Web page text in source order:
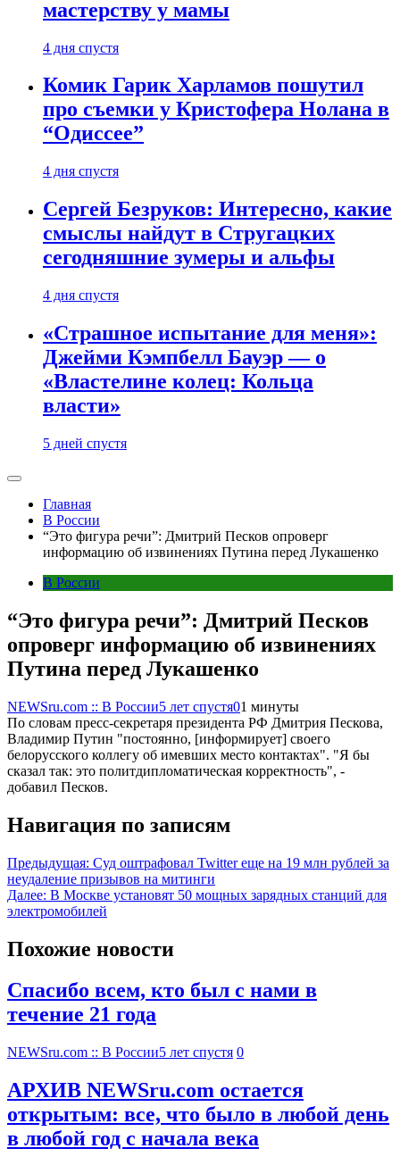
мастерству у мамы
4 дня спустя
Комик Гарик Харламов пошутил
про съемки у Кристофера Нолана в
“Одиссее”
4 дня спустя
Сергей Безруков: Интересно, какие
смыслы найдут в Стругацких
сегодняшние зумеры и альфы
4 дня спустя
«Страшное испытание для меня»:
Джейми Кэмпбелл Бауэр — о
«Властелине колец: Кольца
власти»
5 дней спустя
Главная
В России
“Это фигура речи”: Дмитрий Песков опроверг
информацию об извинениях Путина перед Лукашенко
В России
“Это фигура речи”: Дмитрий Песков
опроверг информацию об извинениях
Путина перед Лукашенко
NEWSru.com :: В России5 лет спустя01 минуты
По словам пресс-секретаря президента РФ Дмитрия Пескова,
Владимир Путин "постоянно, [информирует] своего
белорусского коллегу об имевших место контактах". "Я бы
сказал так: это политдипломатическая корректность", -
добавил Песков.
Навигация по записям
Предыдущая: Суд оштрафовал Twitter еще на 19 млн рублей за
неудаление призывов на митинги
Далее: В Москве установят 50 мощных зарядных станций для
электромобилей
Похожие новости
Спасибо всем, кто был с нами в
течение 21 года
NEWSru.com :: В России5 лет спустя 0
АРХИВ NEWSru.com остается
открытым: все, что было в любой день
в любой год с начала века